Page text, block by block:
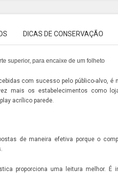
DICAS DE CONSERVAÇÃO
superior, para encaixe de um folheto
com sucesso pelo público-alvo, é
mais os estabelecimentos como
acrílico parede.
de maneira efetiva porque o
proporciona uma leitura melhor. É